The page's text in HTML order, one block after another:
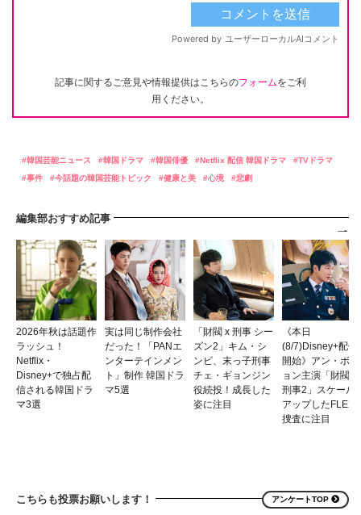
記事に関するご意見や情報提供はこちらのフォームをご利
用ください。
韓国芸能ニュース 韓国ドラマ 韓国俳優 Netflix 配信 韓国ドラマ
TVドラマ
事件
今話題の韓国芸能トピック 健康と美 心境 悲劇
編集部おすすめ記事
2026年秋は話題作
ラッシュ！
Netflix・
Disney+で独占配
信される韓国ドラ
マ3選
実は同じ制作会社
だった！「PANエ
ンターテインメン
ト」制作 韓国ドラ
マ5選
「財閥 x 刑事 シー
ズン2」キム・シ
ンビ、末っ子刑事
チェ・ギョンジン
役続投！成長した
姿に注目
《本日
(8/7)Disney+配信
開始》アン・ボヒ
ョン主演「財閥 x
刑事2」スケール
アップしたFLEX
捜査に注目
こちらも投票お願いします！ アンケートTOP